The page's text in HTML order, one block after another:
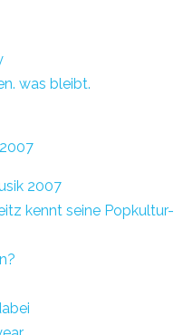
was bleibt.
2007
kennt seine Popkultur-